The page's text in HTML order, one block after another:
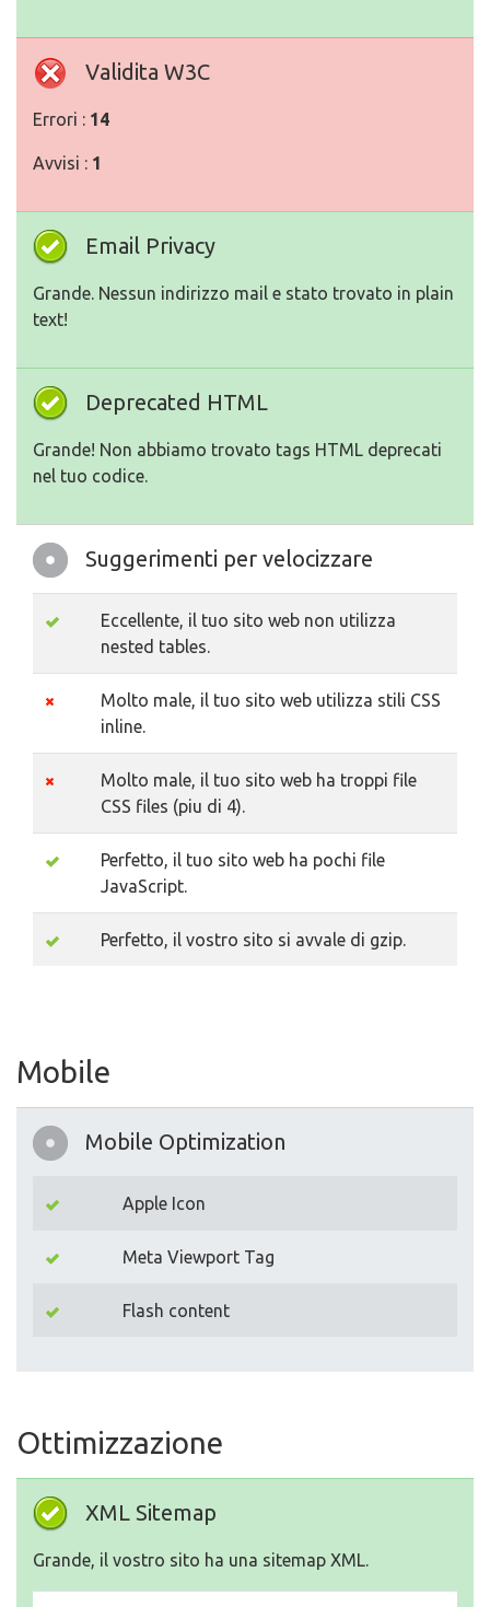
Validita W3C
Errori : 14
Avvisi : 1
Email Privacy
Grande. Nessun indirizzo mail e stato trovato in plain
text!
Deprecated HTML
Grande! Non abbiamo trovato tags HTML deprecati
nel tuo codice.
Suggerimenti per velocizzare
Eccellente, il tuo sito web non utilizza
nested tables.
Molto male, il tuo sito web utilizza stili CSS
inline.
Molto male, il tuo sito web ha troppi file
CSS files (piu di 4).
Perfetto, il tuo sito web ha pochi file
JavaScript.
Perfetto, il vostro sito si avvale di gzip.
Mobile
Mobile Optimization
Apple Icon
Meta Viewport Tag
Flash content
Ottimizzazione
XML Sitemap
Grande, il vostro sito ha una sitemap XML.